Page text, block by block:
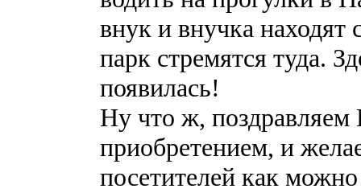
внук и внучка находят
парк стремятся туда.
появилась!
Ну что ж,
приобретением, и
посетителей как